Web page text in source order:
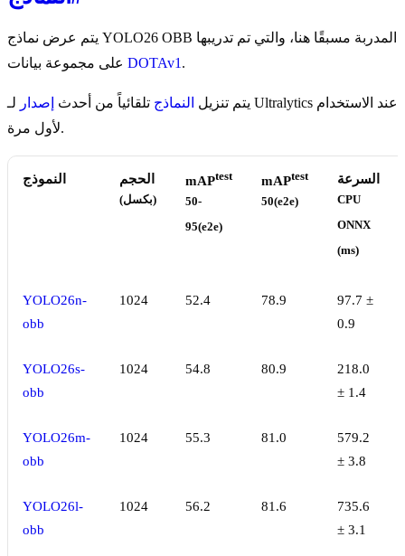
يتم عرض نماذج YOLO26 OBB المدربة مسبقًا هنا، والتي تم تدريبها
DOTAv1 .
يتم تنزيل النماذج تلقائياً من أحدث إصدار لـ Ultralytics عند الاستخدام
لأول مرة.
النموذج الحجم
(بكسل)
mAPtest
50-
95(e2e)
mAPtest
50(e2e)
السرعة
CPU
ONNX
(ms)
YOLO26n-
obb
1024 52.4 78.9
97.7 ±
0.9
YOLO26s-
obb
1024 54.8 80.9
218.0
± 1.4
YOLO26m-
obb
1024 55.3 81.0
579.2
± 3.8
YOLO26l-
obb
1024 56.2 81.6
735.6
± 3.1